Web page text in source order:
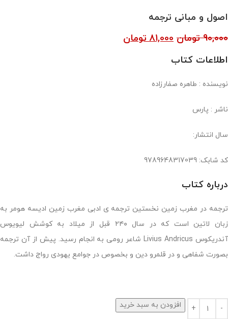
اصول و مبانی ترجمه
90,000 تومان 81,000 تومان
اطلاعات کتاب
نویسنده : طاهره صفارزاده
ناشر : پارس
سال انتشار:
کد شابک: 9789648317039
درباره کتاب
ترجمه در مغرب زمین نخستین ترجمه ی ادبی مغرب زمین ادیسه هومر به
زبان لاتین است که در سال ۲۴۰ قبل از میلاد به کوشش لیویوس
آندریکوس Livius Andricus شاعر رومی به انجام رسید. پیش از آن ترجمه
بصورت شفاهی و در قلمرو دین و بخصوص در جوامع یهودی رواج داشت.
افزودن به سبد خرید